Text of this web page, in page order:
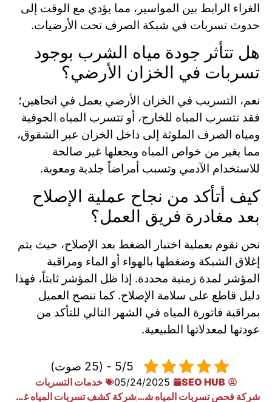
الغراء الرابط بين المواسير، مما يؤدي مع الوقت إلى
حدوث تسربات في شبكة الصرف تحت الأرضيات.
هل تتأثر جودة مياه الشرب بوجود
تسربات في الخزان الأرضي؟
نعم، التسريب في الخزان الأرضي يعمل في اتجاهين؛
فقد تتسرب المياه للخارج، أو تتسرب المياه الجوفية
ومياه الصرف الملوثة إلى داخل الخزان عبر الشقوق،
مما يغير من خواص المياه ويجعلها غير صالحة
للاستخدام الآدمي وتسبب أمراضاً جلدية ومعوية.
كيف أتأكد من نجاح عملية الإصلاح
بعد مغادرة فريق العمل؟
نحن نقوم بعملية اختبار الضغط بعد الإصلاح، حيث يتم
إغلاق الشبكة وضغطها بالهواء أو الماء ومراقبة
المؤشر لمدة زمنية محددة. إذا ظل المؤشر ثابتاً، فهذا
دليل قاطع على سلامة الإصلاح. كما ننصح العميل
بمراقبة فاتورة المياه في الشهر التالي للتأكد من
عودتها لمعدلاتها الطبيعية.
5/5 - (25 صوت)
SEO HUB
05/24/2025
خدمات التسربات
شركة فحص تسربات المياه شمال الرياض
شركة كشف تسربات المياه غرب الرياض